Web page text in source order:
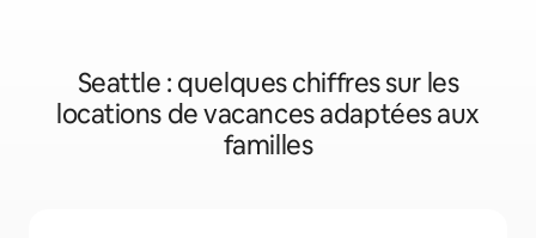
Seattle : quelques chiffres sur les
locations de vacances adaptées aux
familles